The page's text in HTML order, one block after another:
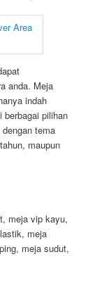
anda. Meja
indah
berbagai pilihan
tema
maupun
meja vip kayu,
meja
meja sudut,